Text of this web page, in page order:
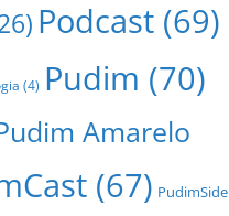
Podcast (69)
(4) Pudim (70)
Amarelo
(67) PudimSide